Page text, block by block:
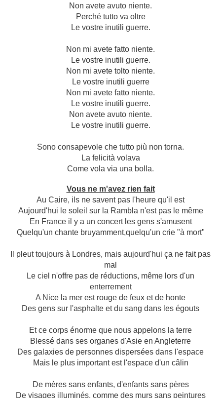
Non avete avuto niente.
Perché tutto va oltre
Le vostre inutili guerre.
Non mi avete fatto niente.
Le vostre inutili guerre.
Non mi avete tolto niente.
Le vostre inutili guerre
Non mi avete fatto niente.
Le vostre inutili guerre.
Non avete avuto niente.
Le vostre inutili guerre.
Sono consapevole che tutto più non torna.
La felicità volava
Come vola via una bolla.
Vous ne m'avez rien fait
Au Caire, ils ne savent pas l'heure qu'il est
Aujourd'hui le soleil sur la Rambla n'est pas le même
En France il y a un concert les gens s'amusent
Quelqu'un chante bruyamment,quelqu'un crie "à mort"
Il pleut toujours à Londres, mais aujourd'hui ça ne fait pas
mal
Le ciel n'offre pas de réductions, même lors d'un
enterrement
A Nice la mer est rouge de feux et de honte
Des gens sur l'asphalte et du sang dans les égouts
Et ce corps énorme que nous appelons la terre
Blessé dans ses organes d'Asie en Angleterre
Des galaxies de personnes dispersées dans l'espace
Mais le plus important est l'espace d'un câlin
De mères sans enfants, d'enfants sans pères
De visages illuminés, comme des murs sans peintures